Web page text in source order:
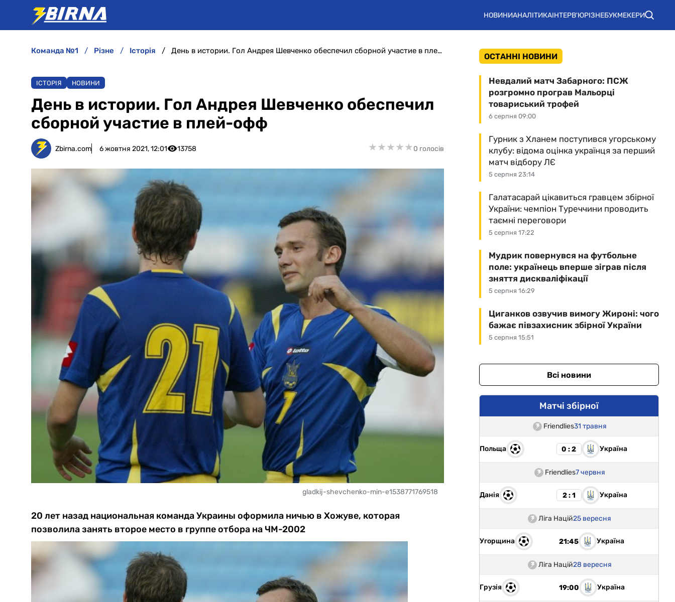
НОВИНИАНАЛІТИКАІНТЕРВ'ЮРІЗНЕБУКМЕКЕРИ
команда №1 різне історія День в истории. Гол Андрея Шевченко обеспечил сборной участие в плей-офф
ІСТОРІЯ НОВИНИ
День в истории. Гол Андрея Шевченко обеспечил
сборной участие в плей-офф
Zbirna.com 6 жовтня 2021, 12:01 13758 ★★★★★
★★★★★0 голосів
gladkij-shevchenko-min-e1538771769518
20 лет назад национальная команда Украины оформила ничью в Хожуве, которая
позволила занять второе место в группе отбора на ЧМ-2002
ОСТАННІ НОВИНИ
6 серпня 09:00
Невдалий матч Забарного: ПСЖ
розгромно програв Мальорці
товариський трофей
5 серпня 23:14
Гурник з Хланем поступився угорському
клубу: відома оцінка українця за перший
матч відбору ЛЄ
5 серпня 17:22
Галатасарай цікавиться гравцем збірної
України: чемпіон Туреччини проводить
таємні переговори
5 серпня 16:29
Мудрик повернувся на футбольне
поле: українець вперше зіграв після
зняття дискваліфікації
5 серпня 15:51
Циганков озвучив вимогу Жироні: чого
бажає півзахисник збірної України
Всі новини
Матчі збірної
Friendlies31 травня
Польща 0 : 2 Україна
Friendlies7 червня
Данія 2 : 1 Україна
Ліга Націй25 вересня
Угорщина 21:45 Україна
Ліга Націй28 вересня
Грузія 19:00 Україна